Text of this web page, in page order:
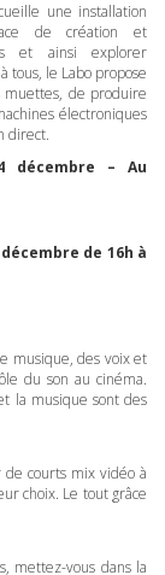
une installation
de création et
et ainsi explorer
tous, le Labo propose
muettes, de produire
électroniques
direct.
décembre – Au
de 16h à
musique, des voix et
du son au cinéma.
la musique sont des
courts mix vidéo à
choix. Le tout grâce
mettez-vous dans la